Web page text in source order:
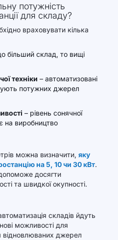
потужність
для складу?
враховувати кілька
більший склад, то вищі
техніки – автоматизовані
потужних джерел
– рівень сонячної
на виробництво
можна визначити, яку
на 5, 10 чи 30 кВт.
досягти
та швидкої окупності.
складів йдуть
можливості для
відновлюваних джерел